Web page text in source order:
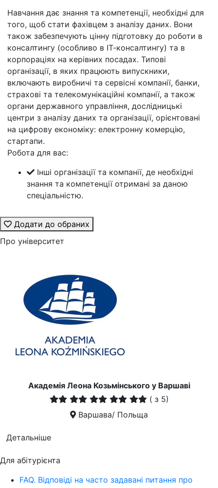
Навчання дає знання та компетенції, необхідні для
того, щоб стати фахівцем з аналізу даних. Вони
також забезпечують цінну підготовку до роботи в
консалтингу (особливо в ІТ-консалтингу) та в
корпораціях на керівних посадах. Типові
організації, в яких працюють випускники,
включають виробничі та сервісні компанії, банки,
страхові та телекомунікаційні компанії, а також
органи державного управління, дослідницькі
центри з аналізу даних та організації, орієнтовані
на цифрову економіку: електронну комерцію,
стартапи.
Робота для вас:
Інші організації та компанії, де необхідні
знання та компетенції отримані за даною
спеціальністю.
Додати до обраних
Про університет
Академія Леона Козьмінського у Варшаві
( з 5)
Варшава/ Польща
Детальніше
Для абітурієнта
FAQ. Відповіді на часто задавані питання про